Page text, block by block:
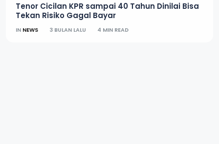
Tenor Cicilan KPR sampai 40 Tahun Dinilai Bisa
Tekan Risiko Gagal Bayar
IN NEWS 3 BULAN LALU 4 MIN READ